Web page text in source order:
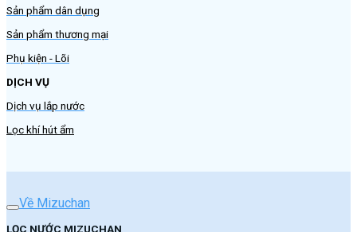
Sản phẩm dân dụng
Sản phẩm thương mại
Phụ kiện - Lõi
DỊCH VỤ
Dịch vụ lắp nước
Lọc khí hút ẩm
Về Mizuchan
LỌC NƯỚC MIZUCHAN